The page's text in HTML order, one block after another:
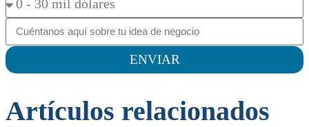
ENVIAR
Artículos relacionados